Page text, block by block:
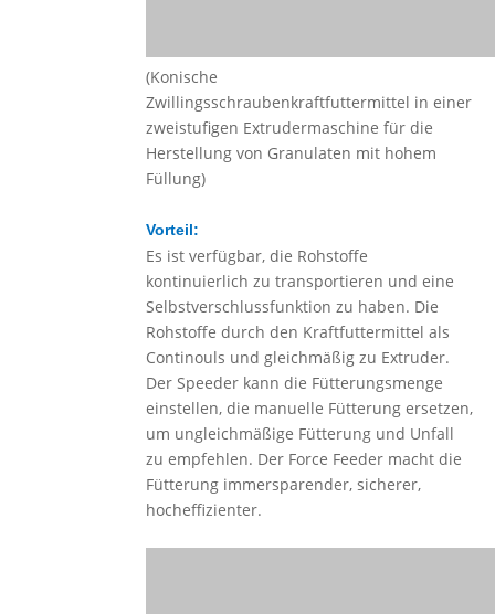
(Konische
Zwillingsschraubenkraftfuttermittel in einer
zweistufigen Extrudermaschine für die
Herstellung von Granulaten mit hohem
Füllung)
Vorteil:
Es ist verfügbar, die Rohstoffe
kontinuierlich zu transportieren und eine
Selbstverschlussfunktion zu haben. Die
Rohstoffe durch den Kraftfuttermittel als
Continouls und gleichmäßig zu Extruder.
Der Speeder kann die Fütterungsmenge
einstellen, die manuelle Fütterung ersetzen,
um ungleichmäßige Fütterung und Unfall
zu empfehlen. Der Force Feeder macht die
Fütterung immersparender, sicherer,
hocheffizienter.